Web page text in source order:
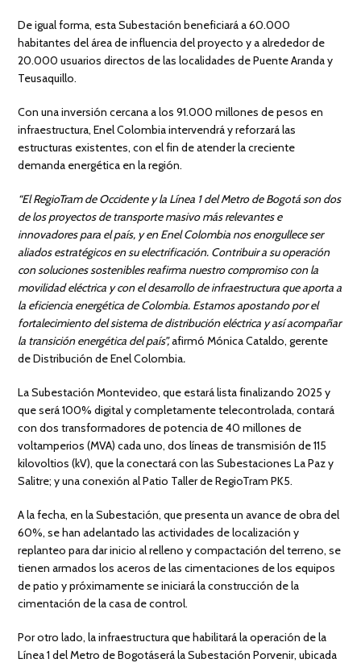
De igual forma, esta Subestación beneficiará a 60.000
habitantes del área de influencia del proyecto y a alrededor de
20.000 usuarios directos de las localidades de Puente Aranda y
Teusaquillo.
Con una inversión cercana a los 91.000 millones de pesos en
infraestructura, Enel Colombia intervendrá y reforzará las
estructuras existentes, con el fin de atender la creciente
demanda energética en la región.
“El RegioTram de Occidente y la Línea 1 del Metro de Bogotá son dos
de los proyectos de transporte masivo más relevantes e
innovadores para el país, y en Enel Colombia nos enorgullece ser
aliados estratégicos en su electrificación. Contribuir a su operación
con soluciones sostenibles reafirma nuestro compromiso con la
movilidad eléctrica y con el desarrollo de infraestructura que aporta a
la eficiencia energética de Colombia. Estamos apostando por el
fortalecimiento del sistema de distribución eléctrica y así acompañar
la transición energética del país”,afirmó Mónica Cataldo, gerente
de Distribución de Enel Colombia.
La Subestación Montevideo, que estará lista finalizando 2025 y
que será 100% digital y completamente telecontrolada, contará
con dos transformadores de potencia de 40 millones de
voltamperios (MVA) cada uno, dos líneas de transmisión de 115
kilovoltios (kV), que la conectará con las Subestaciones La Paz y
Salitre; y una conexión al Patio Taller de RegioTram PK5.
A la fecha, en la Subestación, que presenta un avance de obra del
60%, se han adelantado las actividades de localización y
replanteo para dar inicio al relleno y compactación del terreno, se
tienen armados los aceros de las cimentaciones de los equipos
de patio y próximamente se iniciará la construcción de la
cimentación de la casa de control.
Por otro lado, la infraestructura que habilitará la operación de la
Línea 1 del Metro de Bogotáserá la Subestación Porvenir, ubicada